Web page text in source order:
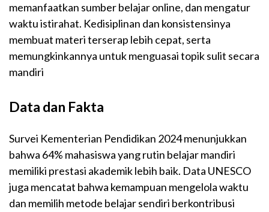
memanfaatkan sumber belajar online, dan mengatur
waktu istirahat. Kedisiplinan dan konsistensinya
membuat materi terserap lebih cepat, serta
memungkinkannya untuk menguasai topik sulit secara
mandiri
Data dan Fakta
Survei Kementerian Pendidikan 2024 menunjukkan
bahwa 64% mahasiswa yang rutin belajar mandiri
memiliki prestasi akademik lebih baik. Data UNESCO
juga mencatat bahwa kemampuan mengelola waktu
dan memilih metode belajar sendiri berkontribusi